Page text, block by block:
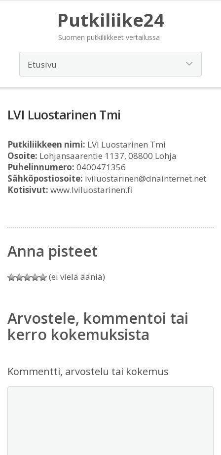
Putkiliike24
Suomen putkiliikkeet vertailussa
LVI Luostarinen Tmi
Putkiliikkeen nimi: LVI Luostarinen Tmi
Osoite: Lohjansaarentie 1137, 08800 Lohja
Puhelinnumero: 0400471356
Sähköpostiosoite: lviluostarinen@dnainternet.net
Kotisivut: www.lviluostarinen.fi
Anna pisteet
(ei vielä ääniä)
Arvostele, kommentoi tai
kerro kokemuksista
Kommentti, arvostelu tai kokemus